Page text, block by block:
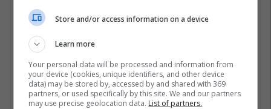
Store and/or access information on a device
Learn more
Your personal data will be processed and information from
your device (cookies, unique identifiers, and other device
data) may be stored by, accessed by and shared with 369
partners, or used specifically by this site. We and our partners
may use precise geolocation data. List of partners.